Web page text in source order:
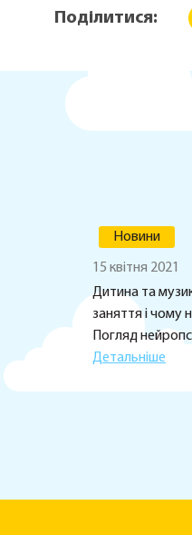
Поділитися:
Новини
15 квітня 2021
Дитина та
заняття і чому
Погляд
Детальніше